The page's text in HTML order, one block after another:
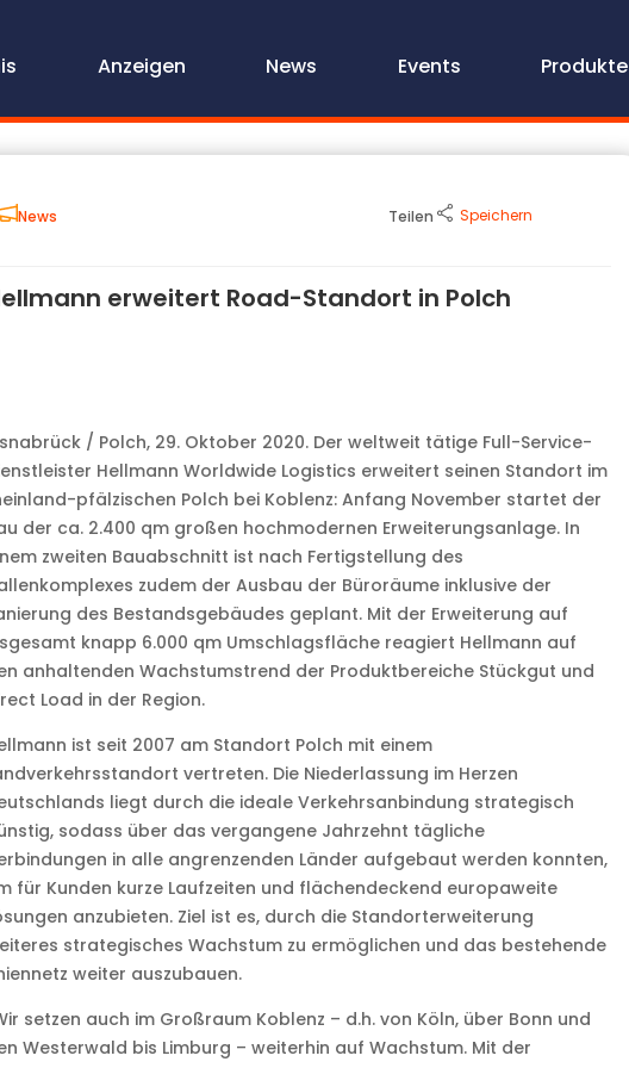
Anzeigen News Events Produkte
News Teilen Speichern
erweitert Road-Standort in Polch
/ Polch, 29. Oktober 2020. Der weltweit tätige Full-Service-
Hellmann Worldwide Logistics erweitert seinen Standort im
pfälzischen Polch bei Koblenz: Anfang November startet der
der ca. 2.400 qm großen hochmodernen Erweiterungsanlage. In
zweiten Bauabschnitt ist nach Fertigstellung des
zudem der Ausbau der Büroräume inklusive der
des Bestandsgebäudes geplant. Mit der Erweiterung auf
knapp 6.000 qm Umschlagsfläche reagiert Hellmann auf
anhaltenden Wachstumstrend der Produktbereiche Stückgut und
Load in der Region.
ist seit 2007 am Standort Polch mit einem
vertreten. Die Niederlassung im Herzen
liegt durch die ideale Verkehrsanbindung strategisch
sodass über das vergangene Jahrzehnt tägliche
in alle angrenzenden Länder aufgebaut werden konnten,
für Kunden kurze Laufzeiten und flächendeckend europaweite
anzubieten. Ziel ist es, durch die Standorterweiterung
strategisches Wachstum zu ermöglichen und das bestehende
weiter auszubauen.
setzen auch im Großraum Koblenz – d.h. von Köln, über Bonn und
Westerwald bis Limburg – weiterhin auf Wachstum. Mit der